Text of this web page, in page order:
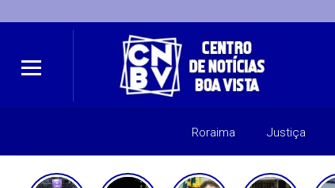
Roraima Justiça